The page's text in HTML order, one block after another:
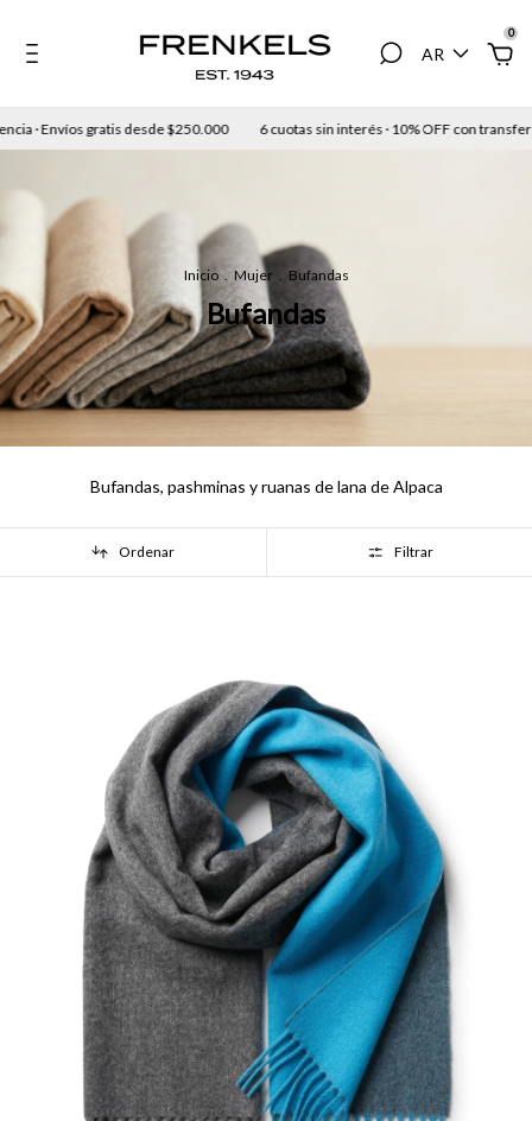
AR
0
desde $250.000 6 cuotas sin interés · 10% OFF con transferencia · Envíos
Inicio . Mujer . Bufandas
Bufandas
Bufandas, pashminas y ruanas de lana de Alpaca
Ordenar Filtrar